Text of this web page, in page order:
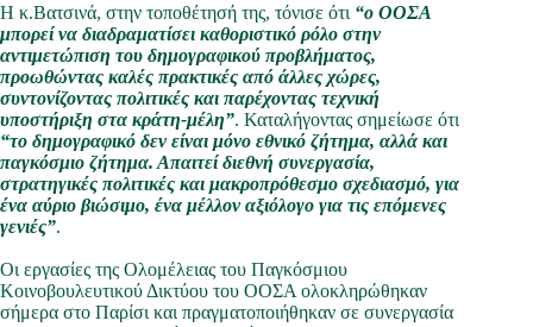
Η κ.Βατσινά, στην τοποθέτησή της, τόνισε ότι “ο ΟΟΣΑ
μπορεί να διαδραματίσει καθοριστικό ρόλο στην
αντιμετώπιση του δημογραφικού προβλήματος,
προωθώντας καλές πρακτικές από άλλες χώρες,
συντονίζοντας πολιτικές και παρέχοντας τεχνική
υποστήριξη στα κράτη-μέλη”. Καταλήγοντας σημείωσε ότι
“το δημογραφικό δεν είναι μόνο εθνικό ζήτημα, αλλά και
παγκόσμιο ζήτημα. Απαιτεί διεθνή συνεργασία,
στρατηγικές πολιτικές και μακροπρόθεσμο σχεδιασμό, για
ένα αύριο βιώσιμο, ένα μέλλον αξιόλογο για τις επόμενες
γενιές”.
Οι εργασίες της Ολομέλειας του Παγκόσμιου
Κοινοβουλευτικού Δικτύου του ΟΟΣΑ ολοκληρώθηκαν
σήμερα στο Παρίσι και πραγματοποιήθηκαν σε συνεργασία